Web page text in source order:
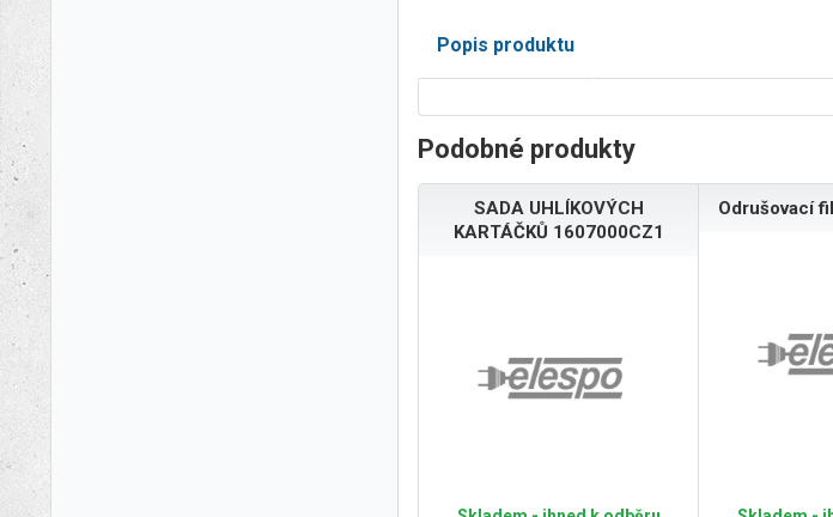
Popis produktu
Podobné produkty
SADA UHLÍKOVÝCH
KARTÁČKŮ 1607000CZ1
Odrušovací